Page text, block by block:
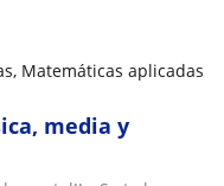
Matemáticas aplicadas
media y